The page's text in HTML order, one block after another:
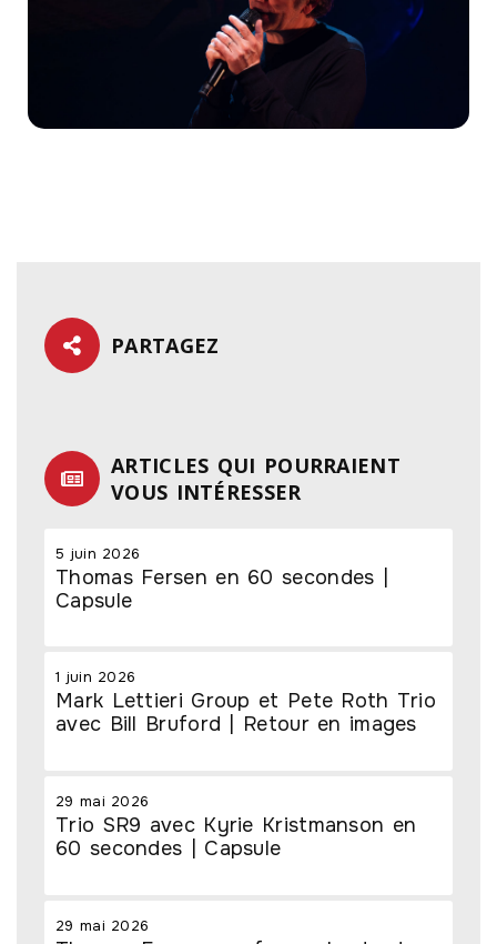
PARTAGEZ
ARTICLES QUI POURRAIENT
VOUS INTÉRESSER
5 juin 2026
Thomas Fersen en 60 secondes |
Capsule
1 juin 2026
Mark Lettieri Group et Pete Roth Trio
avec Bill Bruford | Retour en images
29 mai 2026
Trio SR9 avec Kyrie Kristmanson en
60 secondes | Capsule
29 mai 2026